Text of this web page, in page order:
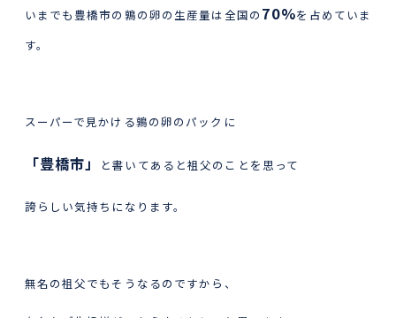
いまでも豊橋市の鶉の卵の生産量は全国の 70%を占めていま
す。
スーパーで見かける鶉の卵のパックに
「豊橋市」 と書いてあると祖父のことを思って
誇らしい気持ちになります。
無名の祖父でもそうなるのですから、